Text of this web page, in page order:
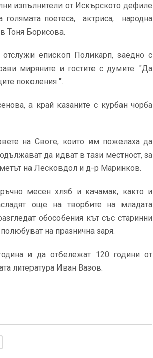
изпълнители от Искърското дефиле
голямата поетеса, актриса, народна
Тоня Борисова.
епископ Поликарп, заедно с
миряните и гостите с думите: "Да
поколения ".
а край казаните с курбан чорба
на Своге, които им пожелаха да
да идват в тази местност, за
на Лесковдол и д-р Маринков.
месен хляб и качамак, както и
още на творбите на младата
обособения кът със старинни
на празнична заря.
и да отбележат 120 години от
литература Иван Вазов.